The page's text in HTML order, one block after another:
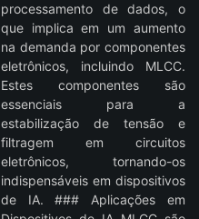
processamento de dados, o
que implica em um aumento
na demanda por componentes
eletrônicos, incluindo MLCC.
Estes componentes são
essenciais para a
estabilização de tensão e
filtragem em circuitos
eletrônicos, tornando-os
indispensáveis em dispositivos
de IA. ### Aplicações em